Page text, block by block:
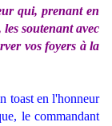
qui, prenant en
soutenant avec
vos foyers à la
toast en l'honneur
le commandant